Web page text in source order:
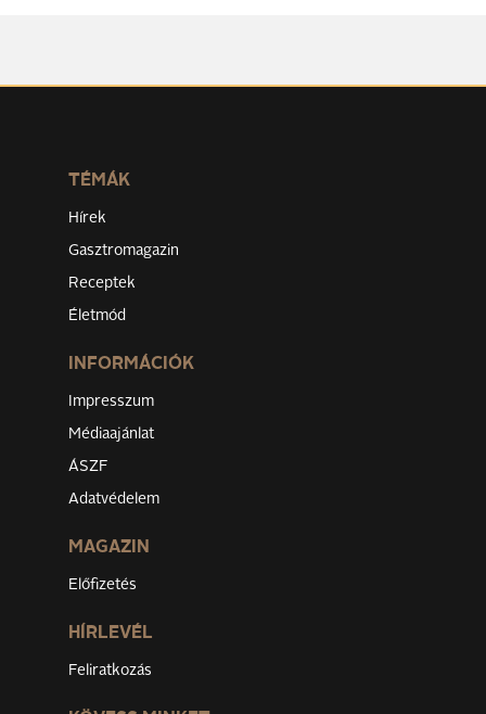
TÉMÁK
Hírek
Gasztromagazin
Receptek
Életmód
INFORMÁCIÓK
Impresszum
Médiaajánlat
ÁSZF
Adatvédelem
MAGAZIN
Előfizetés
HÍRLEVÉL
Feliratkozás